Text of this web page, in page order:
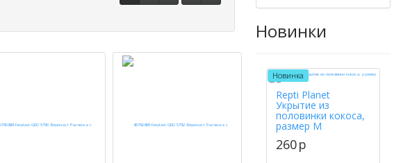
Новинки
Новинка
Repti Planet
Укрытие из
половинки кокоса,
размер M
260p